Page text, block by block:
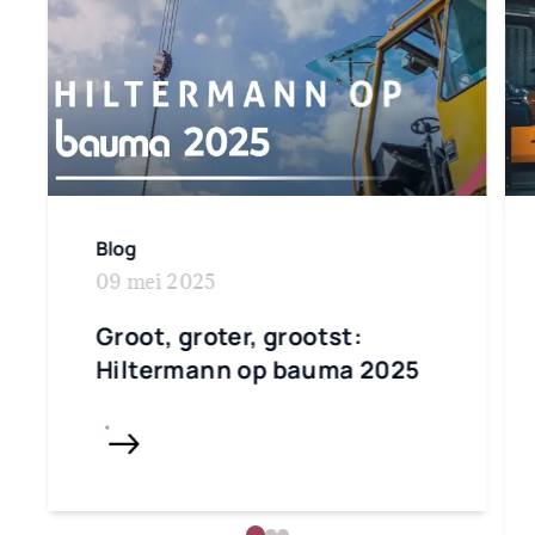
Blog
09 mei 2025
Groot, groter, grootst:
Hiltermann op bauma 2025